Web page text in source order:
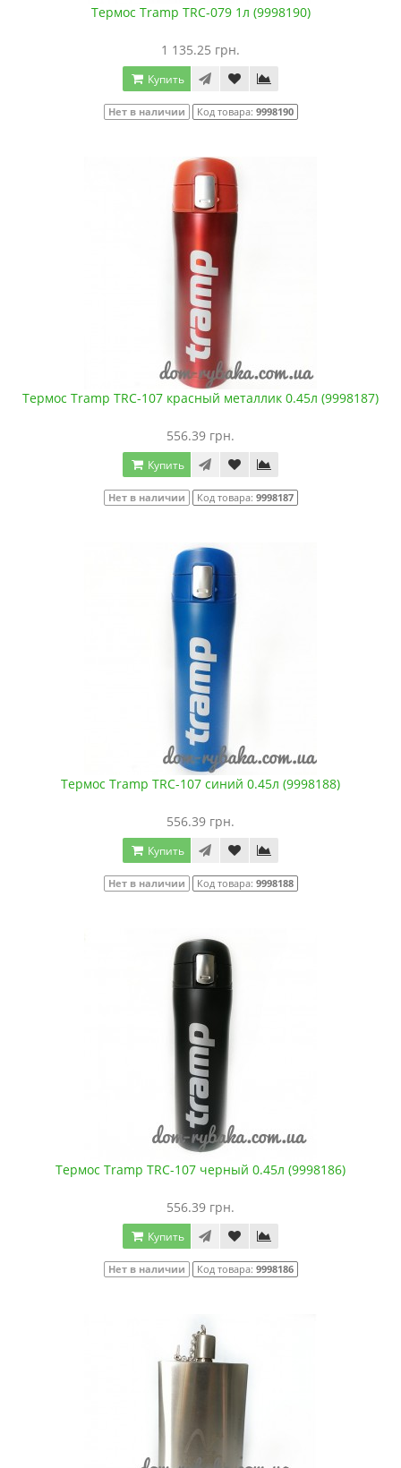
Термос Tramp TRC-079 1л (9998190)
1 135.25 грн.
Купить
Нет в наличии Код товара: 9998190
Термос Tramp TRC-107 красный металлик 0.45л (9998187)
556.39 грн.
Купить
Нет в наличии Код товара: 9998187
Термос Tramp TRC-107 синий 0.45л (9998188)
556.39 грн.
Купить
Нет в наличии Код товара: 9998188
Термос Tramp TRC-107 черный 0.45л (9998186)
556.39 грн.
Купить
Нет в наличии Код товара: 9998186